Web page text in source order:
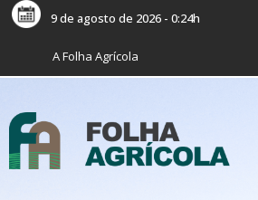
9 de agosto de 2026 - 0:24h
A Folha Agrícola